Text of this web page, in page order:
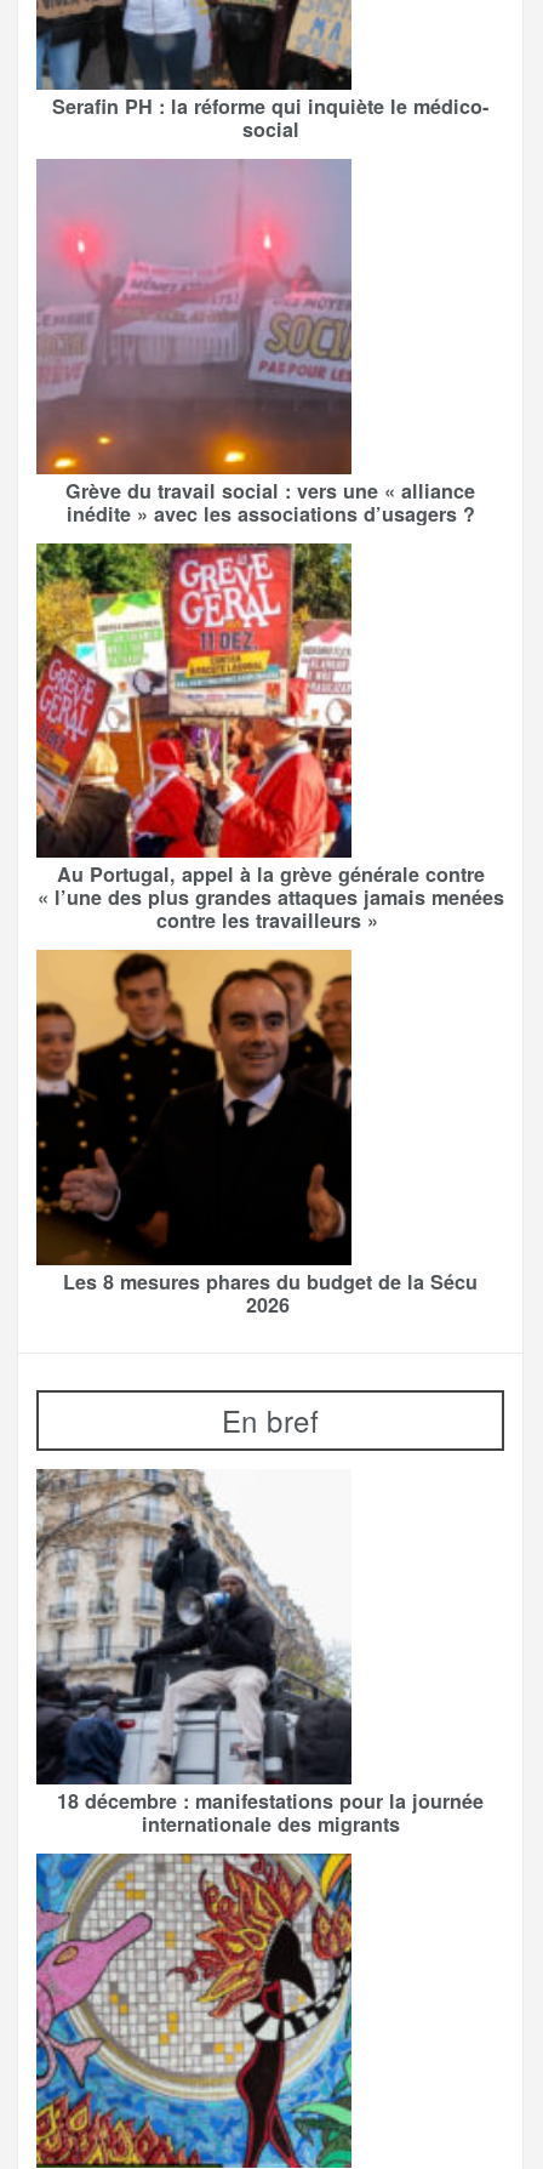
Serafin PH : la réforme qui inquiète le médico-
social
Grève du travail social : vers une « alliance
inédite » avec les associations d’usagers ?
Au Portugal, appel à la grève générale contre
« l’une des plus grandes attaques jamais menées
contre les travailleurs »
Les 8 mesures phares du budget de la Sécu
2026
En bref
18 décembre : manifestations pour la journée
internationale des migrants